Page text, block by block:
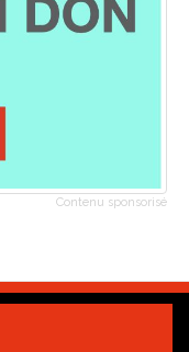
Contenu sponsorisé